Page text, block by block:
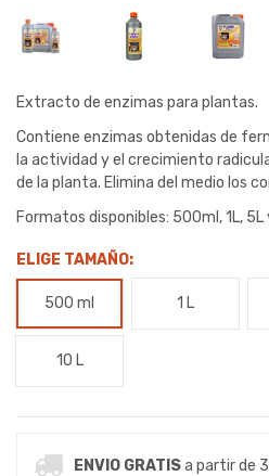
Extracto de enzimas para plantas.
Contiene enzimas obtenidas de
la actividad y el crecimiento
de la planta. Elimina del medio los
Formatos disponibles: 500ml, 1L, 5L
ELIGE TAMAÑO:
500 ml 1 L
10 L
ENVIO GRATISa partir de